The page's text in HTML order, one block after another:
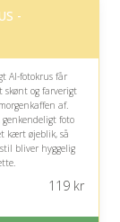
-
AI-fotokrus får
skønt og farverigt
af.
foto
kært øjeblik, så
bliver hyggelig
119kr